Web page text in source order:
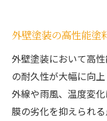
外壁塗装で
外壁塗装
外壁塗装で
遮熱や耐候を重
外壁塗装で
外壁塗装の高性能塗
外壁塗装において高
の耐久性が大幅に向
外線や雨風、温度変
膜の劣化を抑えられ